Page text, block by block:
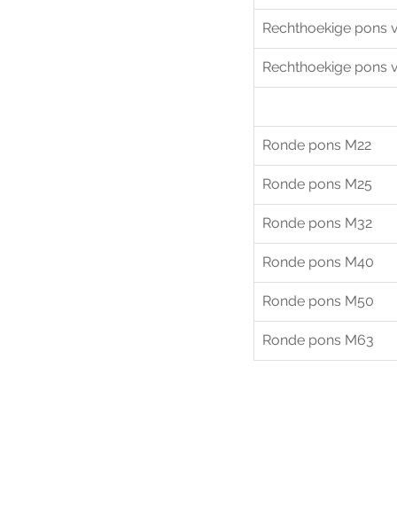
Rechthoekige pons
Rechthoekige pons
Ronde pons M22
Ronde pons M25
Ronde pons M32
Ronde pons M40
Ronde pons M50
Ronde pons M63